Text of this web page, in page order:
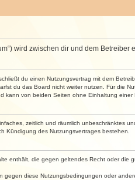
wird zwischen dir und dem
du einen Nutzungsvertrag mit dem
du das Board nicht weiter nutzen. Für die
kann von beiden Seiten ohne Einhaltung einer
zeitlich und räumlich unbeschränktes
Kündigung des Nutzungsvertrages bestehen.
enthält, die gegen geltendes Recht oder
gegen diese Nutzungsbedingungen oder